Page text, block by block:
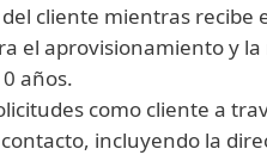
cliente mientras
el aprovisionamiento y
años.
como cliente a
incluyendo la